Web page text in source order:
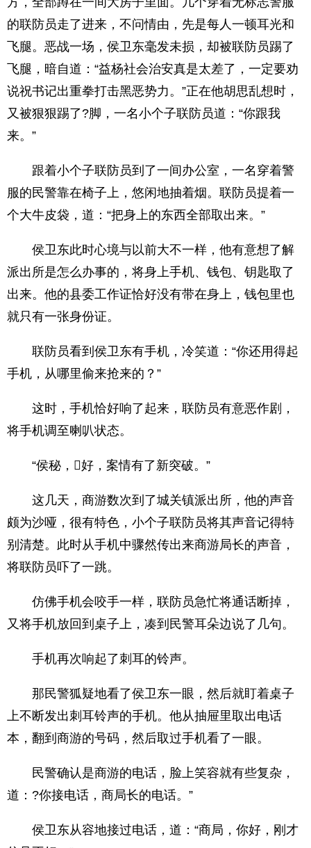
的联防员走了进来，不问情由，先是每人一顿耳光和
飞腿。恶战一场，侯卫东毫发未损，却被联防员踢了
飞腿，暗自道：“益杨社会治安真是太差了，一定要劝
说祝书记出重拳打击黑恶势力。”正在他胡思乱想时，
又被狠狠踢了?脚，一名小个子联防员道：“你跟我
来。”
跟着小个子联防员到了一间办公室，一名穿着警
服的民警靠在椅子上，悠闲地抽着烟。联防员提着一
个大牛皮袋，道：“把身上的东西全部取出来。”
侯卫东此时心境与以前大不一样，他有意想了解
派出所是怎么办事的，将身上手机、钱包、钥匙取了
出来。他的县委工作证恰好没有带在身上，钱包里也
就只有一张身份证。
联防员看到侯卫东有手机，冷笑道：“你还用得起
手机，从哪里偷来抢来的？”
这时，手机恰好响了起来，联防员有意恶作剧，
将手机调至喇叭状态。
“侯秘，好，案情有了新突破。”
这几天，商游数次到了城关镇派出所，他的声音
颇为沙哑，很有特色，小个子联防员将其声音记得特
别清楚。此时从手机中骤然传出来商游局长的声音，
将联防员吓了一跳。
仿佛手机会咬手一样，联防员急忙将通话断掉，
又将手机放回到桌子上，凑到民警耳朵边说了几句。
手机再次响起了刺耳的铃声。
那民警狐疑地看了侯卫东一眼，然后就盯着桌子
上不断发出刺耳铃声的手机。他从抽屉里取出电话
本，翻到商游的号码，然后取过手机看了一眼。
民警确认是商游的电话，脸上笑容就有些复杂，
道：?你接电话，商局长的电话。”
侯卫东从容地接过电话，道：“商局，你好，刚才